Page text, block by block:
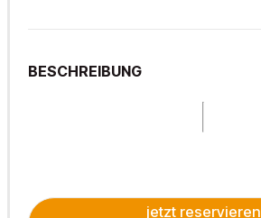
BESCHREIBUNG
jetzt reservieren